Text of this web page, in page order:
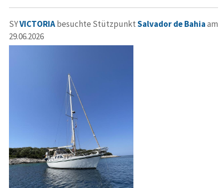
SYVICTORIAbesuchte StützpunktSalvador de Bahiaam
29.06.2026